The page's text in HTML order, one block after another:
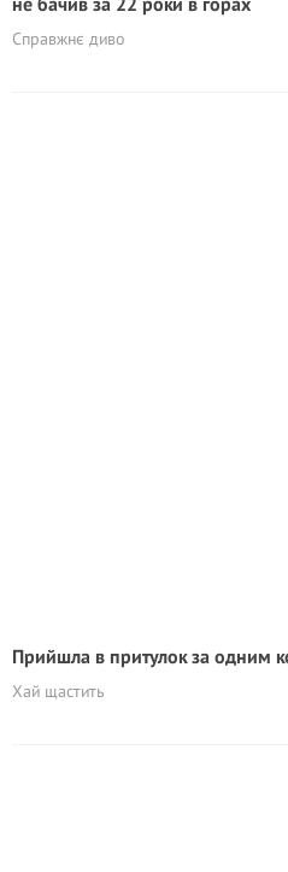
Справжнє диво
Прийшла в притулок за одним
Хай щастить